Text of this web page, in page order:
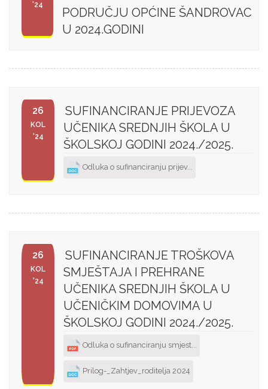
'24
PODRUČJU OPĆINE ŠANDROVAC
U 2024.GODINI
26
KOL
'24
SUFINANCIRANJE PRIJEVOZA
UČENIKA SREDNJIH ŠKOLA U
ŠKOLSKOJ GODINI 2024./2025.
Odluka o sufinanciranju prijev...
26
KOL
'24
SUFINANCIRANJE TROŠKOVA
SMJEŠTAJA I PREHRANE
UČENIKA SREDNJIH ŠKOLA U
UČENIČKIM DOMOVIMA U
ŠKOLSKOJ GODINI 2024./2025.
Odluka o sufinanciranju smjest...
Prilog-_Zahtjev_roditelja 2024